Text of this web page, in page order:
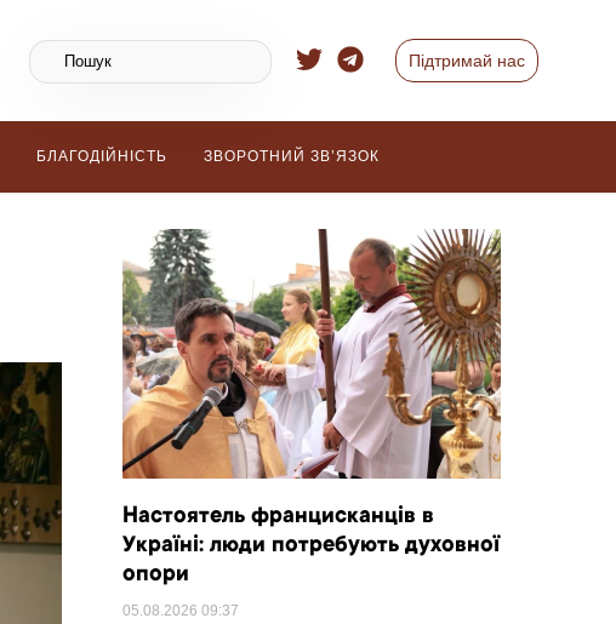
Підтримай нас
БЛАГОДІЙНІСТЬ ЗВОРОТНИЙ ЗВ’ЯЗОК
Настоятель францисканців в
Україні: люди потребують духовної
опори
05.08.2026 09:37